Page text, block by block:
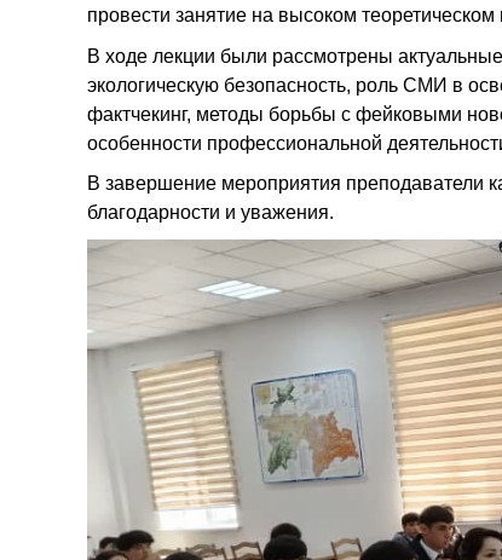
провести занятие на высоком
В ходе лекции были рассмотрены
экологическую безопасность, роль СМИ в
фактчекинг, методы борьбы с фейковыми
особенности профессиональной
В завершение мероприятия преподаватели
благодарности и уважения.